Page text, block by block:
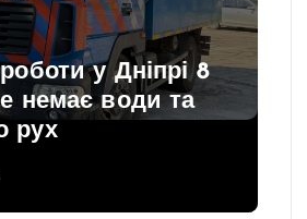
у Дніпрі 8
немає води та
рух